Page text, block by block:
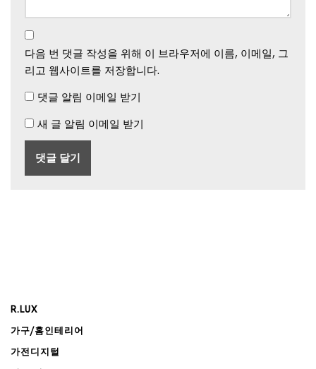
다음 번 댓글 작성을 위해 이 브라우저에 이름, 이메일, 그
리고 웹사이트를 저장합니다.
댓글 알림 이메일 받기
새 글 알림 이메일 받기
R.LUX
가구/홈인테리어
가전디지털